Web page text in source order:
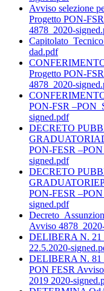
Avviso selezione
Progetto PON-
4878_2020-
dad.pdf
Progetto PON-
4878_2020-
PON-FSR
signed.pdf
DECRETO
PON-FESR
signed.pdf
DECRETO
PON-FESR
signed.pdf
Avviso
DELIBERA N.
22.5.2020-
DELIBERA N. 81
PON FESR
2019 2020-